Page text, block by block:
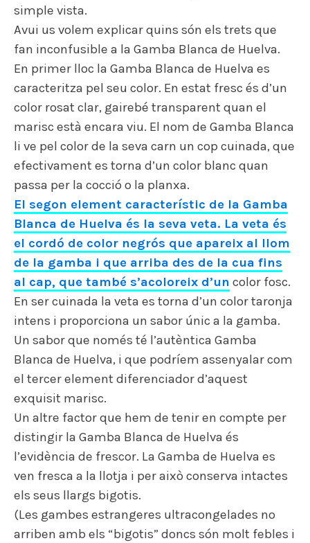
simple vista.
Avui us volem explicar quins són els trets que
fan inconfusible a la Gamba Blanca de Huelva.
En primer lloc la Gamba Blanca de Huelva es
caracteritza pel seu color. En estat fresc és d’un
color rosat clar, gairebé transparent quan el
marisc està encara viu. El nom de Gamba Blanca
li ve pel color de la seva carn un cop cuinada, que
efectivament es torna d’un color blanc quan
passa per la cocció o la planxa.
El segon element característic de la Gamba
Blanca de Huelva és la seva veta. La veta és
el cordó de color negrós que apareix al llom
de la gamba i que arriba des de la cua fins
al cap, que també s’acoloreix d’un color fosc.
En ser cuinada la veta es torna d’un color taronja
intens i proporciona un sabor únic a la gamba.
Un sabor que només té l’autèntica Gamba
Blanca de Huelva, i que podríem assenyalar com
el tercer element diferenciador d’aquest
exquisit marisc.
Un altre factor que hem de tenir en compte per
distingir la Gamba Blanca de Huelva és
l’evidència de frescor. La Gamba de Huelva es
ven fresca a la llotja i per això conserva intactes
els seus llargs bigotis.
(Les gambes estrangeres ultracongelades no
arriben amb els “bigotis” doncs són molt febles i